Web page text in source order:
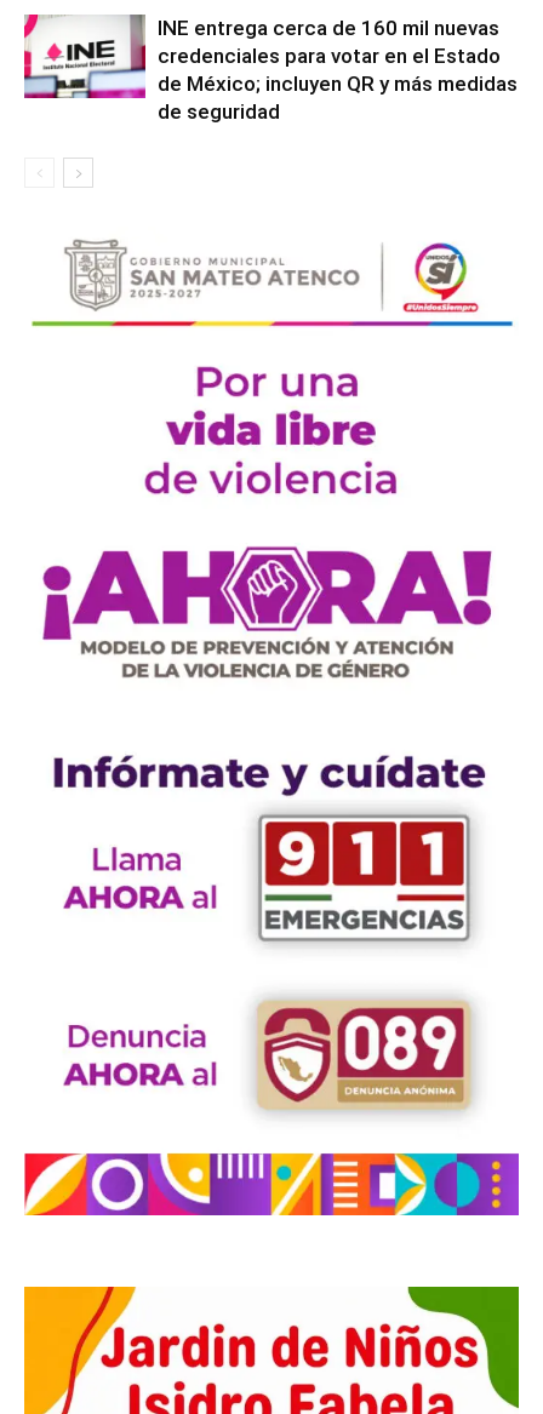
INE entrega cerca de 160 mil nuevas
credenciales para votar en el Estado
de México; incluyen QR y más medidas
de seguridad